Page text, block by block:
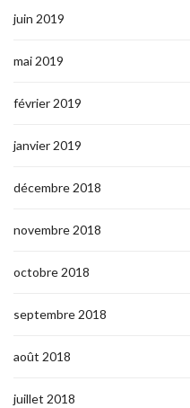
juin 2019
mai 2019
février 2019
janvier 2019
décembre 2018
novembre 2018
octobre 2018
septembre 2018
août 2018
juillet 2018